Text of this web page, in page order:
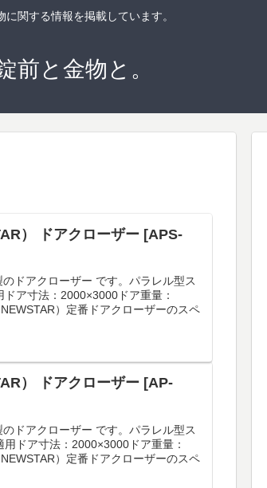
に関する情報を掲載しています。
前と金物と。
） ドアクローザー [APS-
ドアクローザー です。パラレル型ス
ア寸法：2000×3000ドア重量：
）定番ドアクローザーのスペ
） ドアクローザー [AP-
ドアクローザー です。パラレル型ス
ドア寸法：2000×3000ドア重量：
）定番ドアクローザーのスペ